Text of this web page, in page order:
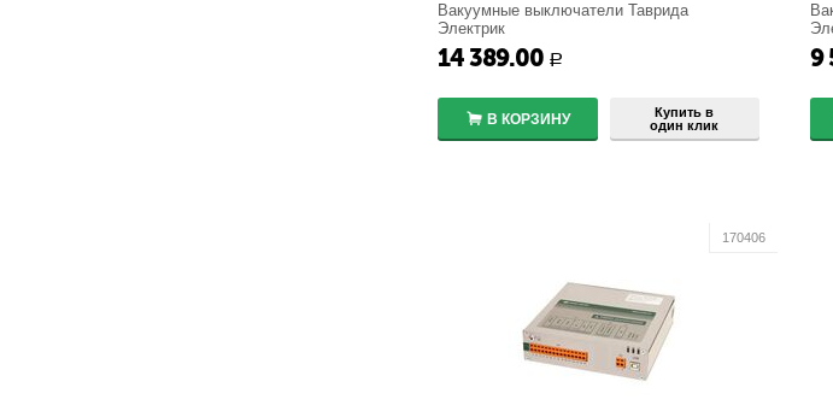
Вакуумные выключатели Таврида
Электрик
BP/TEL-220-02A
14 389.00 Р
В КОРЗИНУ
Купить в
один клик
9
170406